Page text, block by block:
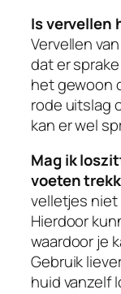
Is vervellen
Vervellen
dat er
het gewoon
rode uitslag
kan er wel
Mag ik
voeten
velletjes niet
Hierdoor
waardoor je
Gebruik
huid vanzelf